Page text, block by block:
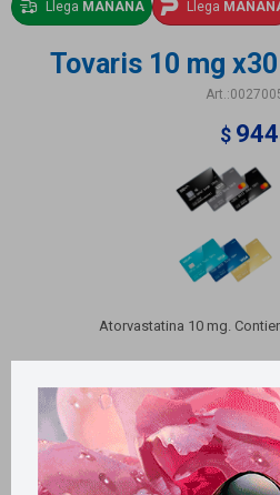
Llega MAÑANA Llega
Tovaris 10 mg
$ 944
Atorvastatina 10 mg.
Métodos y
Retiros